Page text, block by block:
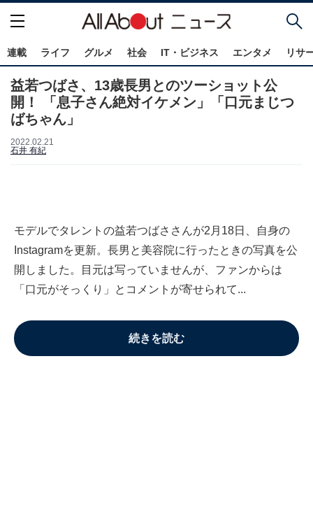
連載 ライフ グルメ 社会 IT・ビジネス エンタメ リサ
益若つばさ、13歳長男とのツーショット公
開！ 「息子さん絶対イケメン」「口元まじつ
ばちゃん」
2022.02.21
石井 有紀
モデルでタレントの益若つばささんが2月18日、自身の
Instagramを更新。長男と美容院に行ったときの写真を公
開しました。目元は写っていませんが、ファンからは
「口元がそっくり」とコメントが寄せられて...
続きを読む